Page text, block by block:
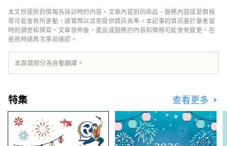
有許多遊客前來。 它也被稱為“名水之鄉”，
其中三個地區被選為日本名水百選之一。這種豐
富的水作為天然水而廣受好評，是日本礦泉水產
量最多的國家之一。 清澈的水也釀造清酒，您
可以享受美麗的自然風光和豐富的美食。
本文所提供的情報為採訪時的內容。文章內提到的商品、服務內容或是價格
等可能會有所更動，請實際以店家提供資訊為準。本記事的資訊基於筆者當
時的調查和撰寫。文章發佈後，產品或服務的內容和價格可能會有變更，在
使用時請再次事前確認。
本頁面部分為自動翻譯。
特集 查看更多